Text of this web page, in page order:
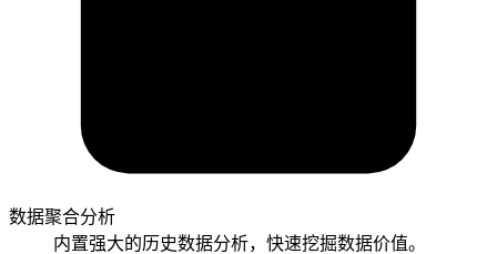
数据聚合分析
内置强大的历史数据分析，快速挖掘数据价值。